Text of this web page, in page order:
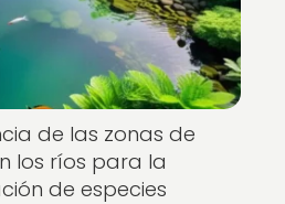
de las zonas de
los ríos para la
de especies